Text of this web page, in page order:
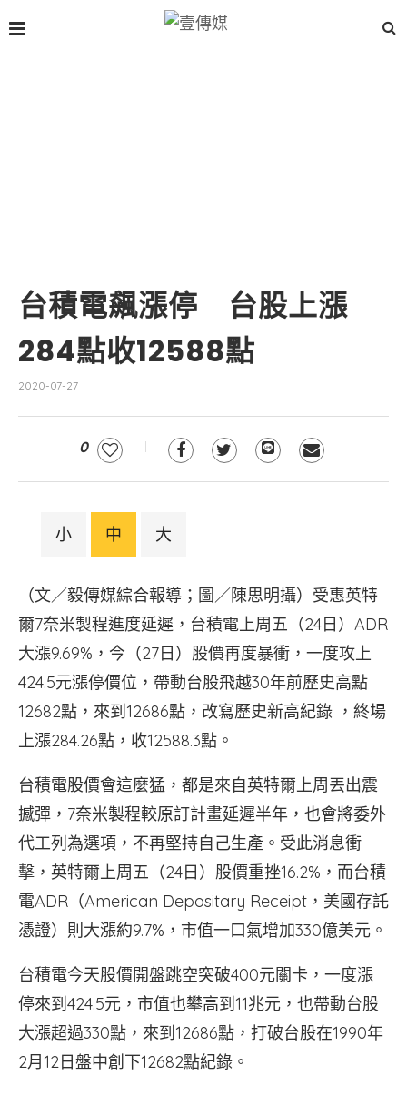
台積電飆漲停 台股上漲
284點收12588點
2020-07-27
0
小 中 大
（文／毅傳媒綜合報導；圖／陳思明攝）受惠英特
爾7奈米製程進度延遲，台積電上周五（24日）ADR
大漲9.69%，今（27日）股價再度暴衝，一度攻上
424.5元漲停價位，帶動台股飛越30年前歷史高點
12682點，來到12686點，改寫歷史新高紀錄 ，終場
上漲284.26點，收12588.3點。
台積電股價會這麼猛，都是來自英特爾上周丟出震
撼彈，7奈米製程較原訂計畫延遲半年，也會將委外
代工列為選項，不再堅持自己生產。受此消息衝
擊，英特爾上周五（24日）股價重挫16.2%，而台積
電ADR（American Depositary Receipt，美國存託
憑證）則大漲約9.7%，市值一口氣增加330億美元。
台積電今天股價開盤跳空突破400元關卡，一度漲
停來到424.5元，市值也攀高到11兆元，也帶動台股
大漲超過330點，來到12686點，打破台股在1990年
2月12日盤中創下12682點紀錄。